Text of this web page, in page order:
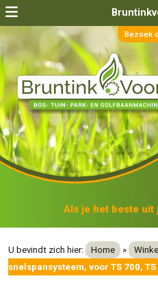
Bezoek
Als je het beste uit
U bevindt zich hier: Home » Winkel
snelspansysteem, voor TS 700, TS